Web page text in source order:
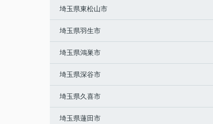
埼玉県東松山市
埼玉県羽生市
埼玉県鴻巣市
埼玉県深谷市
埼玉県久喜市
埼玉県蓮田市